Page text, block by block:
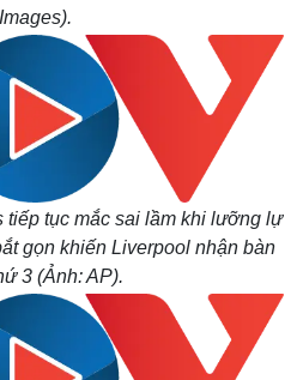
Images).
tiếp tục mắc sai lầm khi lưỡng lự
gọn khiến Liverpool nhận bàn
3 (Ảnh: AP).